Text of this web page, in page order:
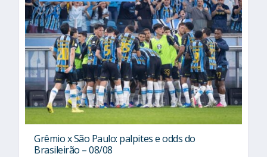
Grêmio x São Paulo: palpites e odds do
Brasileirão – 08/08